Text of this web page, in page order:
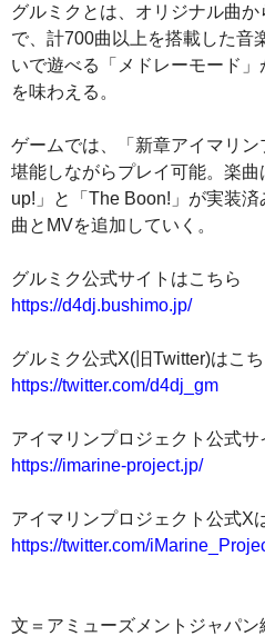
グルミクとは、オリジナル曲か
で、計700曲以上を搭載した音
いで遊べる「メドレーモード
を味わえる。
ゲームでは、「新章アイマリ
堪能しながらプレイ可能。楽
up!」と「The Boon!」が実装
曲とMVを追加していく。
グルミク公式サイトはこちら
https://d4dj.bushimo.jp/
グルミク公式X(旧Twitter)はこ
https://twitter.com/d4dj_gm
アイマリンプロジェクト公式サ
https://imarine-project.jp/
アイマリンプロジェクト公式X
https://twitter.com/
文＝アミューズメントジャパン